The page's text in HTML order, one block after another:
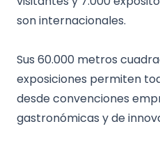
son internacionales.
Sus 60.000 metros
exposiciones permiten
desde convenciones
gastronómicas y de